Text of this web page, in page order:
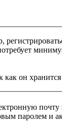
он
почту
паролем и